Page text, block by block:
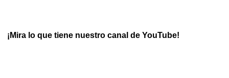
¡Mira lo que tiene nuestro canal de YouTube!